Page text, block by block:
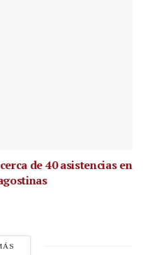
de 40 asistencias en